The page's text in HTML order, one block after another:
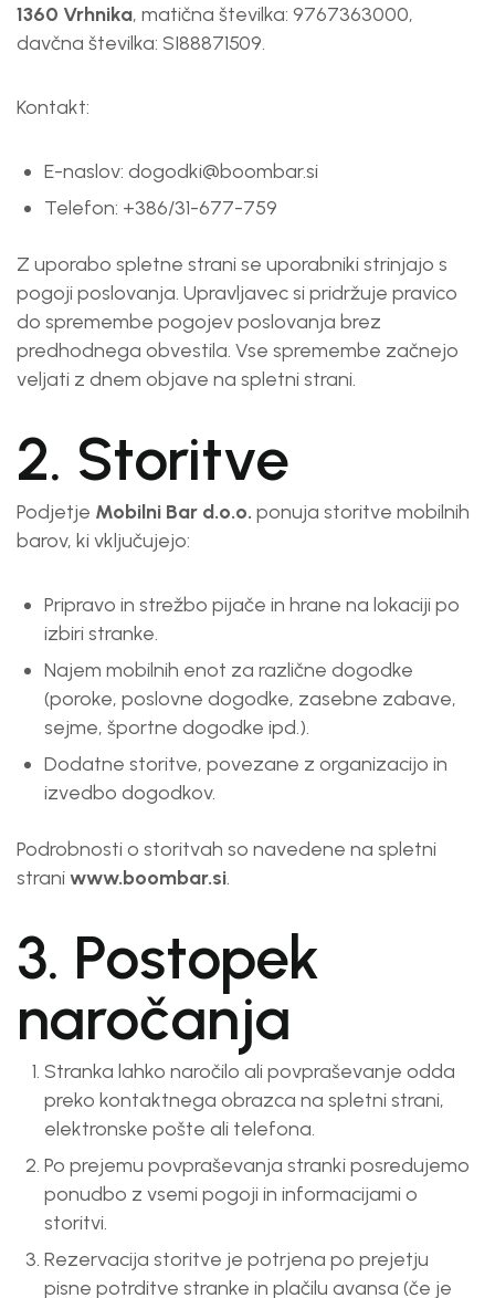
1360 Vrhnika, matična številka: 9767363000,
davčna številka: SI88871509.
Kontakt:
E-naslov: dogodki@boombar.si
Telefon: +386/31-677-759
Z uporabo spletne strani se uporabniki strinjajo s
pogoji poslovanja. Upravljavec si pridržuje pravico
do spremembe pogojev poslovanja brez
predhodnega obvestila. Vse spremembe začnejo
veljati z dnem objave na spletni strani.
2. Storitve
Podjetje Mobilni Bar d.o.o. ponuja storitve mobilnih
barov, ki vključujejo:
Pripravo in strežbo pijače in hrane na lokaciji po
izbiri stranke.
Najem mobilnih enot za različne dogodke
(poroke, poslovne dogodke, zasebne zabave,
sejme, športne dogodke ipd.).
Dodatne storitve, povezane z organizacijo in
izvedbo dogodkov.
Podrobnosti o storitvah so navedene na spletni
straniwww.boombar.si.
3. Postopek
naročanja
Stranka lahko naročilo ali povpraševanje odda
preko kontaktnega obrazca na spletni strani,
elektronske pošte ali telefona.
Po prejemu povpraševanja stranki posredujemo
ponudbo z vsemi pogoji in informacijami o
storitvi.
Rezervacija storitve je potrjena po prejetju
pisne potrditve stranke in plačilu avansa (če je